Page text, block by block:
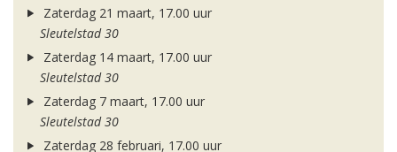
Zaterdag 21 maart, 17.00 uur
Sleutelstad 30
Zaterdag 14 maart, 17.00 uur
Sleutelstad 30
Zaterdag 7 maart, 17.00 uur
Sleutelstad 30
Zaterdag 28 februari, 17.00 uur